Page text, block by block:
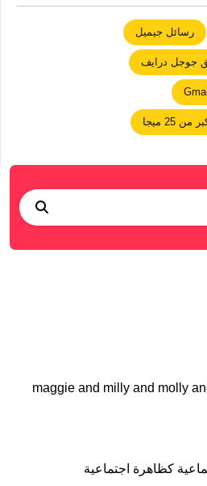
رسائل جيميل
جوجل درايف
ميجا
كظاهرة اجتماعية